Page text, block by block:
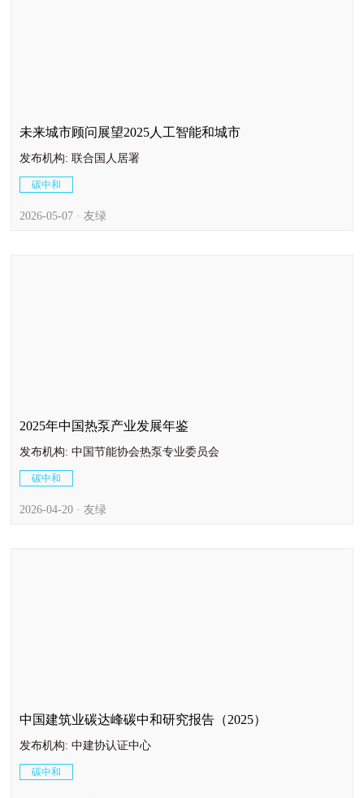
未来城市顾问展望2025人工智能和城市
发布机构: 联合国人居署
碳中和
2026-05-07 · 友绿
2025年中国热泵产业发展年鉴
发布机构: 中国节能协会热泵专业委员会
碳中和
2026-04-20 · 友绿
中国建筑业碳达峰碳中和研究报告（2025）
发布机构: 中建协认证中心
碳中和